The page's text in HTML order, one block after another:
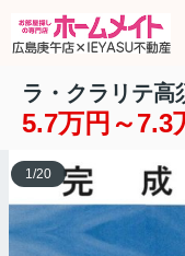
ラ・クラリテ高
5.7万円～7.3
1 /20